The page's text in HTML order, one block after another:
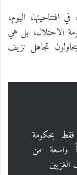
افتتاحيتها، اليوم،
الاحتلال، بل هي
تجاهل نزيف
بحكومة
واسعة من
الغزيين